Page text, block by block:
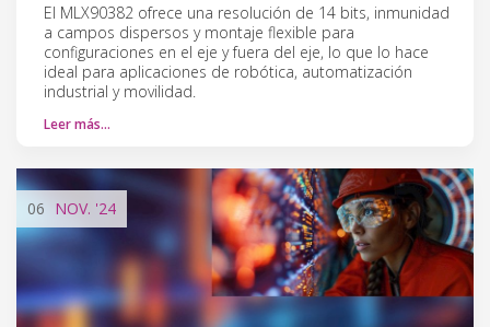
El MLX90382 ofrece una resolución de 14 bits, inmunidad
a campos dispersos y montaje flexible para
configuraciones en el eje y fuera del eje, lo que lo hace
ideal para aplicaciones de robótica, automatización
industrial y movilidad.
Leer más…
06 NOV. '24